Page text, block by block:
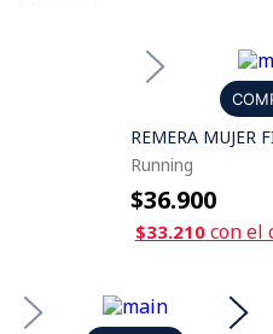
REMERA MUJER
Running
$36.900
$33.210con el